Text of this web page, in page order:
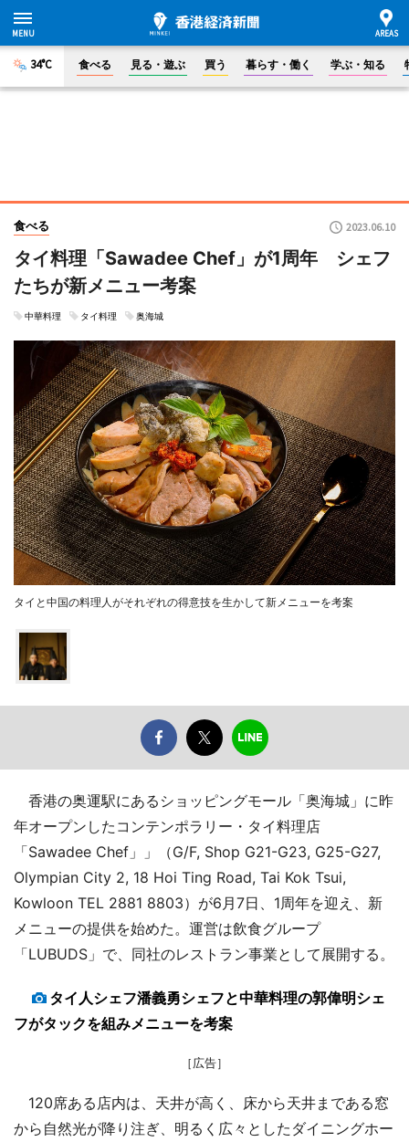
34°C 食べる 見る・遊ぶ 買う 暮らす・働く 学ぶ・知る
食べる 2023.06.10
タイ料理「Sawadee Chef」が1周年 シェフ
たちが新メニュー考案
中華料理 タイ料理 奥海城
タイと中国の料理人がそれぞれの得意技を生かして新メニューを考案
香港の奥運駅にあるショッピングモール「奥海城」に昨
年オープンしたコンテンポラリー・タイ料理店
「Sawadee Chef」」（G/F, Shop G21-G23, G25-G27,
Olympian City 2, 18 Hoi Ting Road, Tai Kok Tsui,
Kowloon TEL 2881 8803）が6月7日、1周年を迎え、新
メニューの提供を始めた。運営は飲食グループ
「LUBUDS」で、同社のレストラン事業として展開する。
タイ人シェフ潘義勇シェフと中華料理の郭偉明シェ
フがタックを組みメニューを考案
［広告］
120席ある店内は、天井が高く、床から天井まである窓
から自然光が降り注ぎ、明るく広々としたダイニングホー